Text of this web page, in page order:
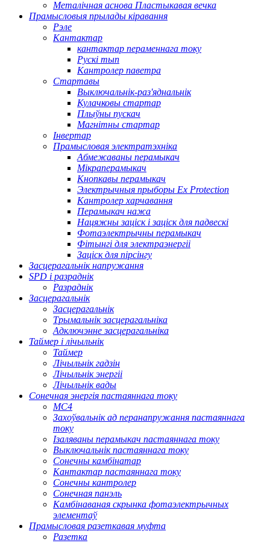
Металічная аснова Пластыкавая вечка
Прамысловыя прылады кіравання
Рэле
Кантактар
кантактар ​​пераменнага току
Рускі тып
Кантролер паветра
Стартавы
Выключальнік-раз'яднальнік
Кулачковы стартар
Плыўны пускач
Магнітны стартар
Інвертар
Прамысловая электратэхніка
Абмежаваны перамыкач
Мікраперамыкач
Кнопкавы перамыкач
Электрычныя прыборы Ex Protection
Кантролер харчавання
Перамыкач нажа
Нацяжны заціск і заціск для падвескі
Фотаэлектрычны перамыкач
Фітынгі для электраэнергіі
Заціск для пірсінгу
Засцерагальнік напружання
SPD і разраднік
Разраднік
Засцерагальнік
Засцерагальнік
Трымальнік засцерагальніка
Адключэнне засцерагальніка
Таймер і лічыльнік
Таймер
Лічыльнік гадзін
Лічыльнік энергіі
Лічыльнік вады
Сонечная энергія пастаяннага току
МС4
Захоўвальнік ад перанапружання пастаяннага
току
Ізаляваны перамыкач пастаяннага току
Выключальнік пастаяннага току
Сонечны камбінатар
Кантактар ​​пастаяннага току
Сонечны кантролер
Сонечная панэль
Камбінаваная скрынка фотаэлектрычных
элементаў
Прамысловая разеткавая муфта
Разетка